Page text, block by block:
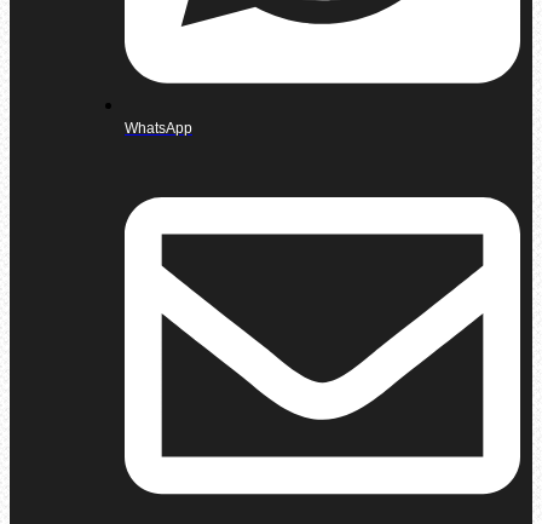
WhatsApp